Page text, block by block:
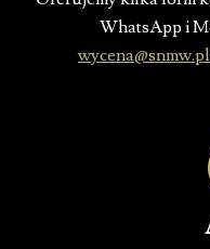
WhatsApp i
wycena@snmw.pl